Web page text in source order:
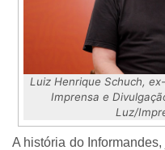
Luiz Henrique Schuch,
Imprensa e
Luz/
A história do